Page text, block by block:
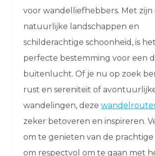
voor wandelliefhebbers. Met zijn
natuurlijke landschappen en
schilderachtige schoonheid, is
perfecte bestemming voor een
buitenlucht. Of je nu op zoek
rust en sereniteit of
wandelingen, deze
zeker betoveren en inspireren.
om te genieten van de
om respectvol om te gaan met